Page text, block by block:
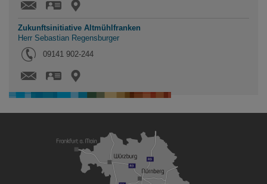
vCard
Zukunftsinitiative Altmühlfranken
Herr Sebastian Regensburger
Tel.:
09141 902-244
vCard